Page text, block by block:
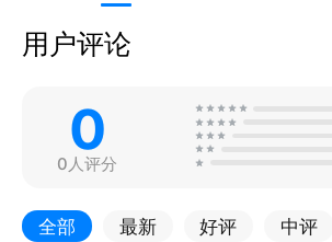
用户评论
0
0人评分
全部 最新 好评 中评